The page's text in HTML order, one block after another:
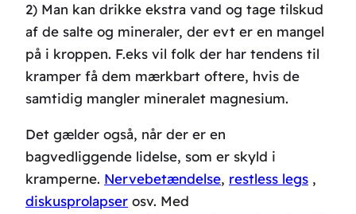
2) Man kan drikke ekstra vand og tage tilskud
af de salte og mineraler, der evt er en mangel
på i kroppen. F.eks vil folk der har tendens til
kramper få dem mærkbart oftere, hvis de
samtidig mangler mineralet magnesium.
Det gælder også, når der er en
bagvedliggende lidelse, som er skyld i
kramperne. Nervebetændelse, restless legs ,
diskusprolapser osv. Med